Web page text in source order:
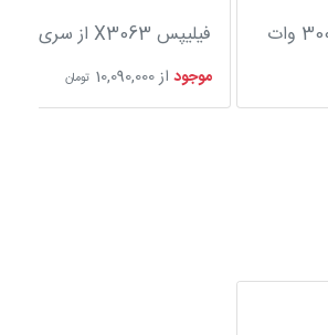
فیلیپس X3063 از سری 3000X
موجود از10,090,000 تومان